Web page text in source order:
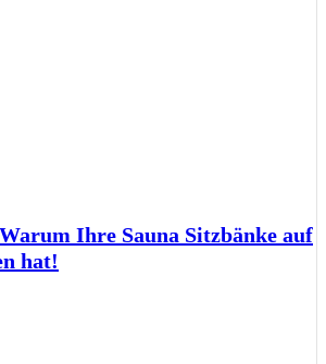
Ihre Sauna Sitzbänke auf
hat!